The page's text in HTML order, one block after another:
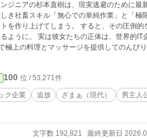
ジニアの杉本直樹は、現実逃避のために最
き社畜スキル「無心での単純作業」と「極
の圧倒的な「癒やし」を求めて、
ように。 実は彼女たちの正体は、世界的IT
たちによる【ブラック企業・完全粉砕包囲
人生を手に入れる、痛快＆癒やしスロー
100 位 / 53,271件
ク企業 追放 ざまぁ（現代） 男主人
文字数 192,821 最終更新日